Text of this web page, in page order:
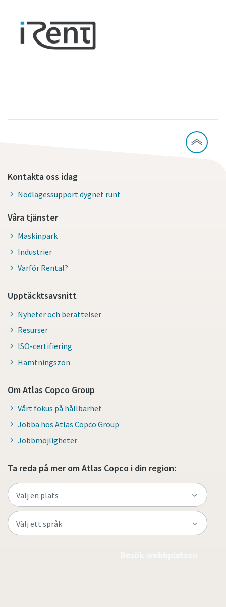
Kontakta oss idag
Nödlägessupport dygnet runt
Våra tjänster
Maskinpark
Industrier
Varför Rental?
Upptäcktsavsnitt
Nyheter och berättelser
Resurser
ISO-certifiering
Hämtningszon
Om Atlas Copco Group
Vårt fokus på hållbarhet
Jobba hos Atlas Copco Group
Jobbmöjligheter
Ta reda på mer om Atlas Copco i din region: